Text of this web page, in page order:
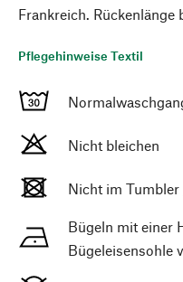
Frankreich. Rückenlänge
Pflegehinweise Textil
Nicht bleichen
Nicht im
Bügeln mit einer
Bügeleisensohle